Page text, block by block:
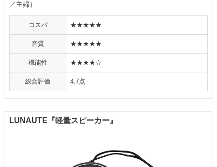
／主婦）
コスパ ★★★★★
音質 ★★★★★
機能性 ★★★★☆
総合評価 4.7点
LUNAUTE『軽量スピーカー』